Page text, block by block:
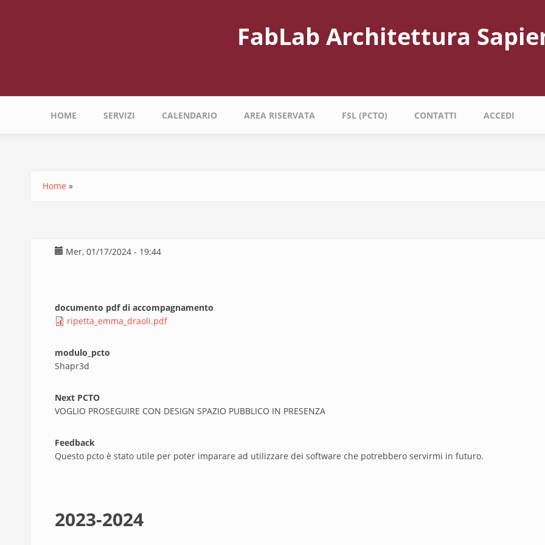
FabLab Architettura
Navigazione
HOME SERVIZI CALENDARIO AREA RISERVATA FSL (PCTO) CONTATTI ACCEDI
Home
Mer, 01/17/2024 - 19:44
documento pdf di accompagnamento
ripetta_emma_draoli.pdf
modulo_pcto
Shapr3d
Next PCTO
VOGLIO PROSEGUIRE CON DESIGN SPAZIO PUBBLICO IN PRESENZA
Feedback
Questo pcto è stato utile per poter imparare ad utilizzare dei software che potrebbero servirmi in futuro.
2023-2024